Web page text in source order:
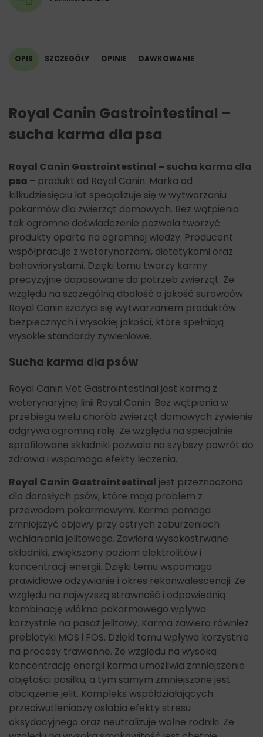
OPIS SZCZEGÓŁY OPINIE DAWKOWANIE
Royal Canin Gastrointestinal –
sucha karma dla psa
Royal Canin Gastrointestinal – sucha karma dla
psa – produkt od Royal Canin. Marka od
kilkudziesięciu lat specjalizuje się w wytwarzaniu
pokarmów dla zwierząt domowych. Bez wątpienia
tak ogromne doświadczenie pozwala tworzyć
produkty oparte na ogromnej wiedzy. Producent
współpracuje z weterynarzami, dietetykami oraz
behawiorystami. Dzięki temu tworzy karmy
precyzyjnie dopasowane do potrzeb zwierząt. Ze
względu na szczególną dbałość o jakość surowców
Royal Canin szczyci się wytwarzaniem produktów
bezpiecznych i wysokiej jakości, które spełniają
wysokie standardy żywieniowe.
Sucha karma dla psów
Royal Canin Vet Gastrointestinal jest karmą z
weterynaryjnej linii Royal Canin. Bez wątpienia w
przebiegu wielu chorób zwierząt domowych żywienie
odgrywa ogromną rolę. Ze względu na specjalnie
sprofilowane składniki pozwala na szybszy powrót do
zdrowia i wspomaga efekty leczenia.
Royal Canin Gastrointestinal jest przeznaczona
dla dorosłych psów, które mają problem z
przewodem pokarmowymi. Karma pomaga
zmniejszyć objawy przy ostrych zaburzeniach
wchłaniania jelitowego. Zawiera wysokostrwane
składniki, zwiększony poziom elektrolitów i
koncentracji energii. Dzięki temu wspomaga
prawidłowe odżywianie i okres rekonwalescencji. Ze
względu na najwyższą strawność i odpowiednią
kombinację włókna pokarmowego wpływa
korzystnie na pasaż jelitowy. Karma zawiera również
prebiotyki MOS i FOS. Dzięki temu wpływa korzystnie
na procesy trawienne. Ze względu na wysoką
koncentrację energii karma umożliwia zmniejszenie
objętości posiłku, a tym samym zmniejszone jest
obciążenie jelit. Kompleks współdziałających
przeciwutleniaczy osłabia efekty stresu
oksydacyjnego oraz neutralizuje wolne rodniki. Ze